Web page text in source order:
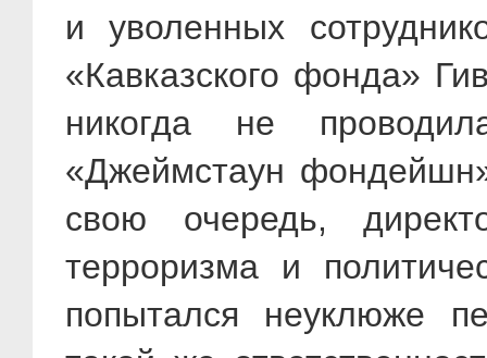
и уволенных
«Кавказского фонда»
никогда не
«Джеймстаун
свою очередь,
терроризма и
попытался неуклюже